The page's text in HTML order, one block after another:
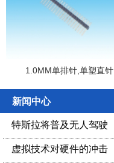
1.0MM单排针,单塑直针
新闻中心
特斯拉将普及无人驾驶
虚拟技术对硬件的冲击